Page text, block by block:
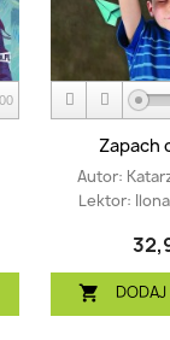
Zapach
Autor:
Lektor:
